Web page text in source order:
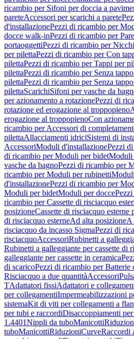
ricambio per Sifoni per doccia a
pareteAccessori per scarichi a parete
d'installazionePezzi di ricambio per
docce walk-inPezzi di ricambio per
portaoggettiPezzi di ricambio per
per pilettaPezzi di ricambio per Con
pilettaPezzi di ricambio per Tappi per
pilettaPezzi di ricambio per Senza
pilettaPezzi di ricambio per Senza
pilettaScarichiSifoni per vasche da
per azionamento a rotazionePezzi di
rotazione ed erogazione al troppopieno
erogazione al troppopienoCon
ricambio per Accessori di
pilettaAllacciamenti idriciSistemi di
AccessoriModuli d'installazionePezzi
di ricambio per Moduli per bidetModuli
vasche da bagnoPezzi di ricambio per
ricambio per Moduli per rubinetti
d'installazionePezzi di ricambio per
Moduli per bidetModuli per docce
ricambio per Cassette di risciacquo
posizioneCassette di risciacquo esterne
di risciacquo esterneAd alta posizioneA
risciacquo da incasso SigmaPezzi di
risciacquoAccessoriRubinetti a
Rubinetti a galleggiante per cassette di
galleggiante per cassette in ceramica
di scaricoPezzi di ricambio per Batterie
Risciacquo a due quantitàAccessori
TAdattatori fissiAdattatori e
per collegamentiImpermeabilizzazioni
sistemaKit di viti per collegamenti a
per tubi e raccordiDisaccoppiamenti
1.4401Nippli da tuboManicotti
tuboManicottiRiduzioniCurveRaccordi